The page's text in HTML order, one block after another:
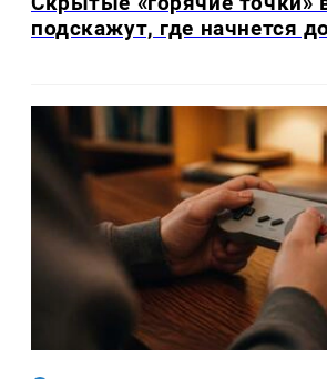
подскажут, где начнется